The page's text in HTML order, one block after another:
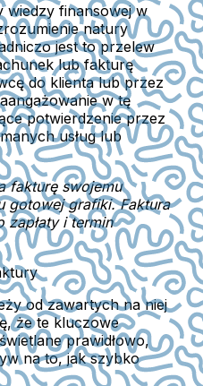
wiedzy finansowej w
natury
jest to przelew
lub fakturę
do klienta lub przez
w tę
potwierdzenie przez
usług lub
fakturę swojemu
gotowej grafiki. Faktura
i termin
od zawartych na niej
że te kluczowe
prawidłowo,
na to, jak szybko